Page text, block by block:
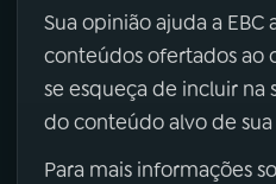
Sua opinião ajuda a EBC
conteúdos ofertados ao
se esqueça de incluir na
do conteúdo alvo de
Para mais informações